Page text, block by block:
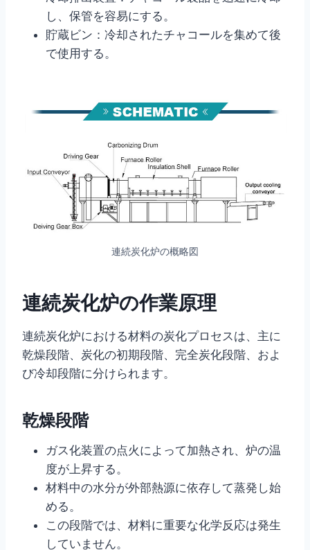
し、保管を容易にする。
貯蔵ビン：冷却されたチャコールを集めて後
で使用する。
連続炭化炉の概略図
連続炭化炉の作業原理
連続炭化炉における材料の炭化プロセスは、主に
乾燥段階、炭化の初期段階、完全炭化段階、およ
び冷却段階に分けられます。
乾燥段階
ガス化装置の点火によって加熱され、炉の温
度が上昇する。
材料中の水分が外部熱源に依存して蒸発し始
める。
この段階では、材料に重要な化学反応は発生
していません。